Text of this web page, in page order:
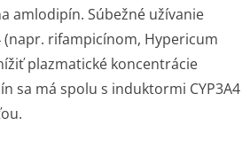
amlodipín. Súbežné užívanie
(napr. rifampicínom, Hypericum
plazmatické koncentrácie
sa má spolu s induktormi CYP3A4